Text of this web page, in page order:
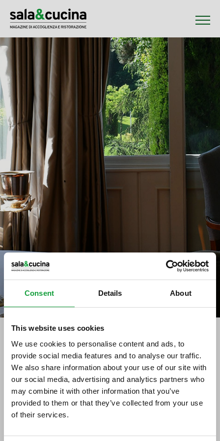
Consent Details About
This website uses cookies
We use cookies to personalise content and ads, to
provide social media features and to analyse our traffic.
We also share information about your use of our site with
our social media, advertising and analytics partners who
may combine it with other information that you’ve
provided to them or that they’ve collected from your use
of their services.
ERREDI DISTRIBUZIONE
S.R.L. (BA)
Stampa
03/02/2011
ISCRIVITI ALLA NEWSLETTER